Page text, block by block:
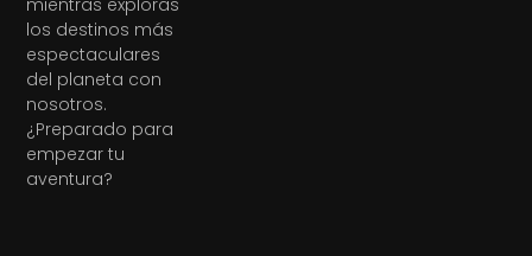
mientras exploras
los destinos más
espectaculares
del planeta con
nosotros.
¿Preparado para
empezar tu
aventura?